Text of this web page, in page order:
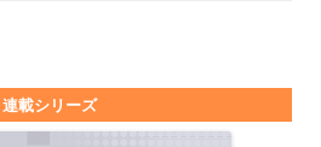
連載シリーズ